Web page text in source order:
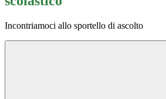
Incontriamoci allo sportello di ascolto